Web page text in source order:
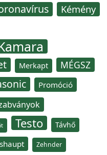
Kémény
Merkapt MÉGSZ
Promóció
Testo Távhő
Zehnder